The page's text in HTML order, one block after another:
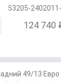
53205-
124 740
49/13